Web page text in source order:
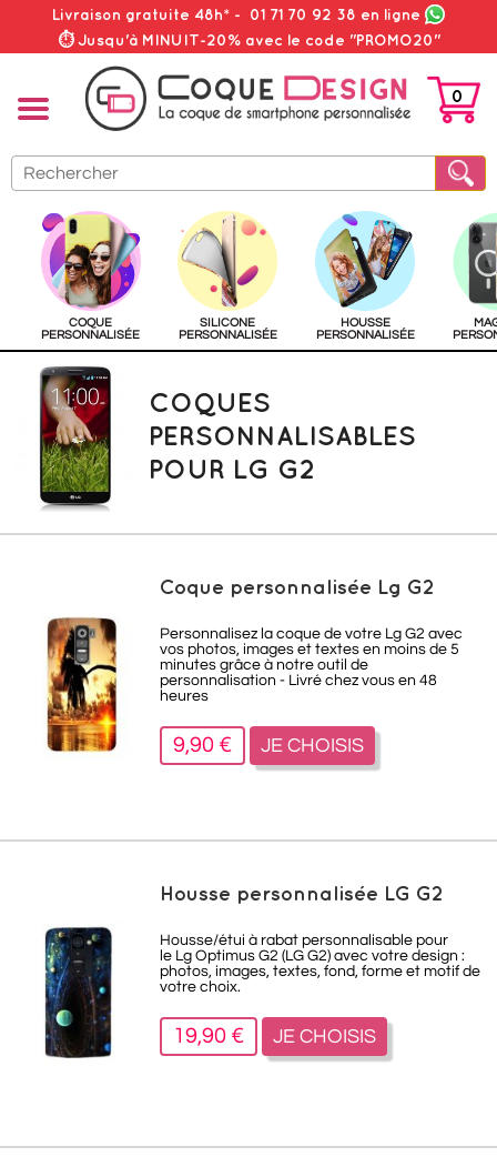
Livraison gratuite 48h* - 01 71 70 92 38 en ligne
⏱ Jusqu'à MINUIT-20% avec le code "PROMO20"
PANIER
0
COQUE
PERSONNALISÉE
SILICONE
PERSONNALISÉE
HOUSSE
PERSONNALISÉE
COQUES
PERSONNALISABLES
POUR LG G2
Coque personnalisée Lg G2
Personnalisez la coque de votre Lg G2 avec
vos photos, images et textes en moins de 5
minutes grâce à notre outil de
personnalisation - Livré chez vous en 48
heures
9,90 € JE CHOISIS
Housse personnalisée LG G2
Housse/étui à rabat personnalisable pour
le Lg Optimus G2 (LG G2) avec votre design :
photos, images, textes, fond, forme et motif de
votre choix.
19,90 € JE CHOISIS